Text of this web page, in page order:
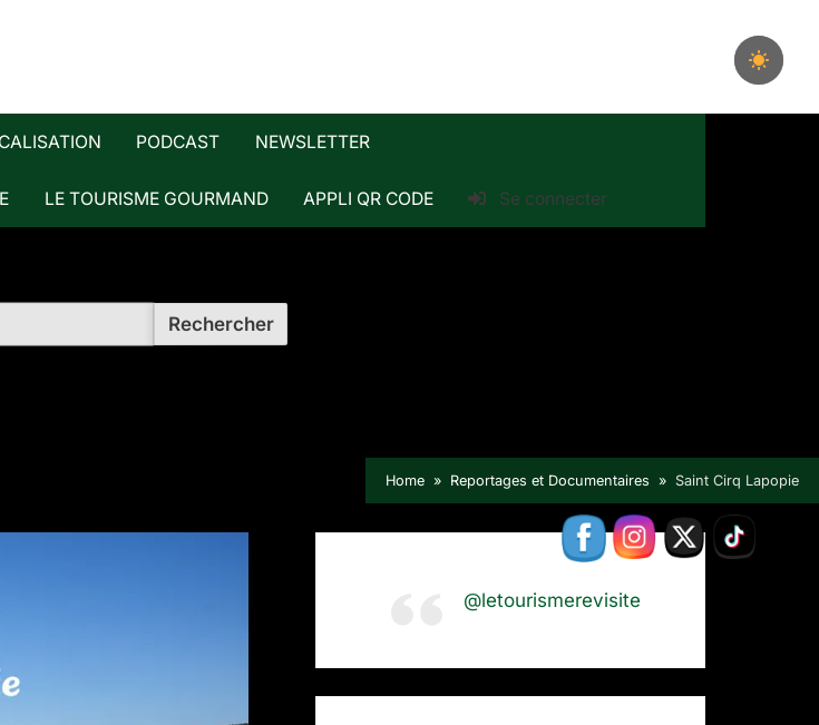
PODCAST NEWSLETTER
LE TOURISME GOURMAND APPLI QR CODE Se connecter
Home Reportages et Documentaires Saint Cirq Lapopie
@letourismerevisite